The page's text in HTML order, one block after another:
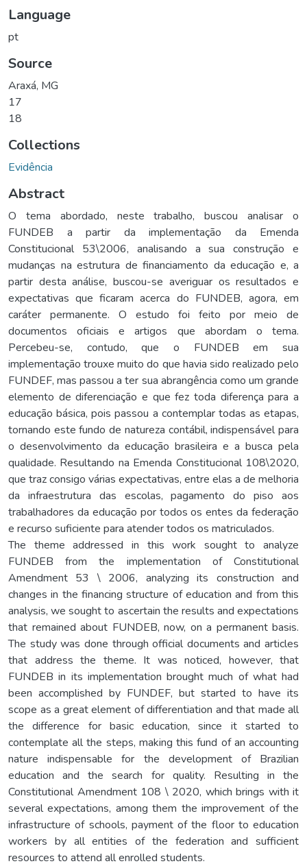
Language
pt
Source
Araxá, MG
17
18
Collections
Evidência
Abstract
O tema abordado, neste trabalho, buscou analisar o
FUNDEB a partir da implementação da Emenda
Constitucional 53\2006, analisando a sua construção e
mudanças na estrutura de financiamento da educação e, a
partir desta análise, buscou-se averiguar os resultados e
expectativas que ficaram acerca do FUNDEB, agora, em
caráter permanente. O estudo foi feito por meio de
documentos oficiais e artigos que abordam o tema.
Percebeu-se, contudo, que o FUNDEB em sua
implementação trouxe muito do que havia sido realizado pelo
FUNDEF, mas passou a ter sua abrangência como um grande
elemento de diferenciação e que fez toda diferença para a
educação básica, pois passou a contemplar todas as etapas,
tornando este fundo de natureza contábil, indispensável para
o desenvolvimento da educação brasileira e a busca pela
qualidade. Resultando na Emenda Constitucional 108\2020,
que traz consigo várias expectativas, entre elas a de melhoria
da infraestrutura das escolas, pagamento do piso aos
trabalhadores da educação por todos os entes da federação
e recurso suficiente para atender todos os matriculados.
The theme addressed in this work sought to analyze
FUNDEB from the implementation of Constitutional
Amendment 53 \ 2006, analyzing its construction and
changes in the financing structure of education and from this
analysis, we sought to ascertain the results and expectations
that remained about FUNDEB, now, on a permanent basis.
The study was done through official documents and articles
that address the theme. It was noticed, however, that
FUNDEB in its implementation brought much of what had
been accomplished by FUNDEF, but started to have its
scope as a great element of differentiation and that made all
the difference for basic education, since it started to
contemplate all the steps, making this fund of an accounting
nature indispensable for the development of Brazilian
education and the search for quality. Resulting in the
Constitutional Amendment 108 \ 2020, which brings with it
several expectations, among them the improvement of the
infrastructure of schools, payment of the floor to education
workers by all entities of the federation and sufficient
resources to attend all enrolled students.